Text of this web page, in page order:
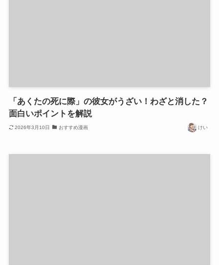
「あくたの死に際」の彼女がうざい！わざと消した？
面白いポイントを解説
2026年3月10日 おすすめ漫画 けい